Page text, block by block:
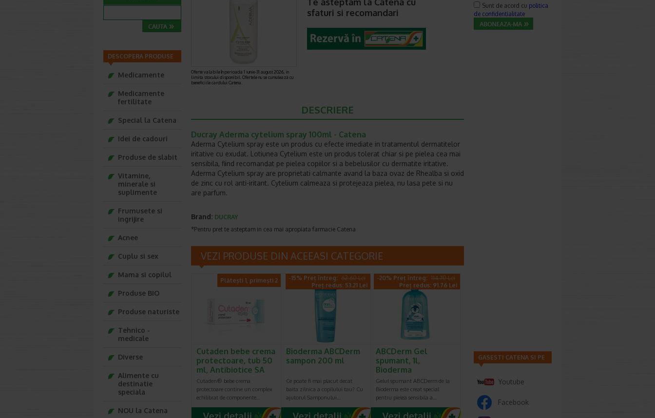
Oferte valabile în perioada 1 iunie-31 august 2026, in
limita stocului disponibil. Ofertele nu se cumulează cu
beneficiile cardului Catena.
sfaturi si recomandari
DESCRIERE
Ducray Aderma cytelium spray 100ml - Catena
Aderma Cytelium spray este un produs cu efecte imediate in tratamentul dermatitelor
iritative cu exudat. Lotiunea Cytelium este un produs tolerat chiar si pe pielea cea mai
sensibila, fiind recomandat pe pielea copiilor si a bebelusilor cu dermatite iritative.
Aderma Cytelium spray are proprietati calmante avand la baza ovaz de Rhealba si oxid
de zinc cu rol anti-iritant. Cytelium calmeaza si protejeaza pielea, nu lasa pete si nu
are parfum.
Brand: DUCRAY
*Pentru pret te asteptam in cea mai apropiata farmacie Catena
VEZI PRODUSE DIN ACEEASI CATEGORIE
Plătești 1, primești 2
Cutaden bebe crema
protectoare, tub 50
ml, Antibiotice SA
Cutaden® bebe crema
protectoare contine un complex
echilibrat de componente…
-15% Preț întreg: 62.60 Lei
Preț redus: 53.21 Lei
Bioderma ABCDerm
sampon 200 ml
Ce poate fi mai placut decat
baita zilnica a copilului tau? Cu
ajutorul Samponului…
-20% Preț întreg: 114.70 Lei
Preț redus: 91.76 Lei
ABCDerm Gel
spumant, 1l,
Bioderma
Gelul spumant ABCDerm de la
Bioderma este creat special
pentru pielea sensibila a…
DESCOPERA PRODUSE
Medicamente
Medicamente
fertilitate
Special la Catena
Idei de cadouri
Produse de slabit
Vitamine,
minerale si
suplimente
Frumusete si
ingrijire
Acnee
Cuplu si sex
Mama si copilul
Produse BIO
Produse naturiste
Tehnico -
medicale
Diverse
Alimente cu
destinatie
speciala
NOU la Catena
Sunt de acord cu politica
de confidentialitate
GASESTI CATENA SI PE
Youtube
Facebook